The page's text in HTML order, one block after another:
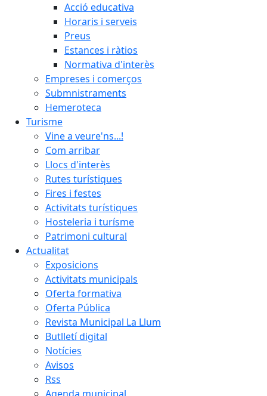
Acció educativa
Horaris i serveis
Preus
Estances i ràtios
Normativa d'interès
Empreses i comerços
Submnistraments
Hemeroteca
Turisme
Vine a veure'ns...!
Com arribar
Llocs d'interès
Rutes turístiques
Fires i festes
Activitats turístiques
Hosteleria i turísme
Patrimoni cultural
Actualitat
Exposicions
Activitats municipals
Oferta formativa
Oferta Pública
Revista Municipal La Llum
Butlletí digital
Notícies
Avisos
Rss